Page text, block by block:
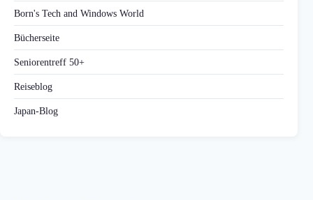
Born's Tech and Windows World
Bücherseite
Seniorentreff 50+
Reiseblog
Japan-Blog